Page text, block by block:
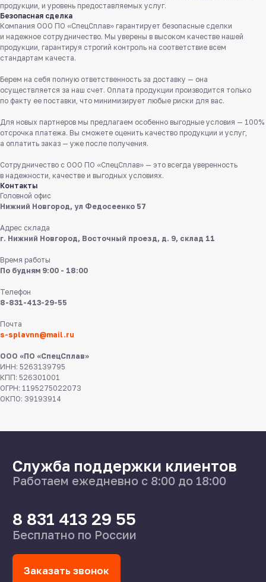
продукции, и уровень предоставляемых услуг.
Безопасная сделка
Компания ООО ПО «СпецСплав» гарантирует безопасные сделки
и надежное сотрудничество. Мы уверены в высоком качестве нашей
продукции, гарантируя строгий контроль на соответствие всем
стандартам качеста.
Берем на себя полную ответственность за доставку — она
осуществляется за наш счет. Оплата продукции производится только
по факту ее поставки, что минимизирует любые риски для вас.
Для новых партнеров мы предлагаем особенно выгодные условия — 100%
отсрочка платежа. Вы сможете оценить качество продукции и услуг,
а оплатить заказ — уже после получения.
Сотрудничество с ООО ПО «СпецСплав» — это всегда уверенность
в надежности, качестве и выгодных условиях.
Контакты
Головной офис
Нижний Новгород, ул Федосеенко 57
Адрес склада
г. Нижний Новгород, Восточный проезд, д. 9, склад 11
Время работы
По будням 9:00 - 18:00
Телефон
8-831-413-29-55
Почта
s-splavnn@mail.ru
ООО «ПО «СпецСплав»
ИНН: 5263139795
КПП: 526301001
ОГРН: 1195275022073
ОКПО: 39193914
Служба поддержки клиентов
Работаем ежедневно с 8:00 до 18:00
Пишите нам
в мессенджерах
8 831 413 29 55
Бесплатно по России
Нижний Новгород,
ул Федосеенко, 57
s-splavnn@mail.ru
8 831 413 29 55
Калькуляторы
Доставка
О нас
Поставщикам
Справочник